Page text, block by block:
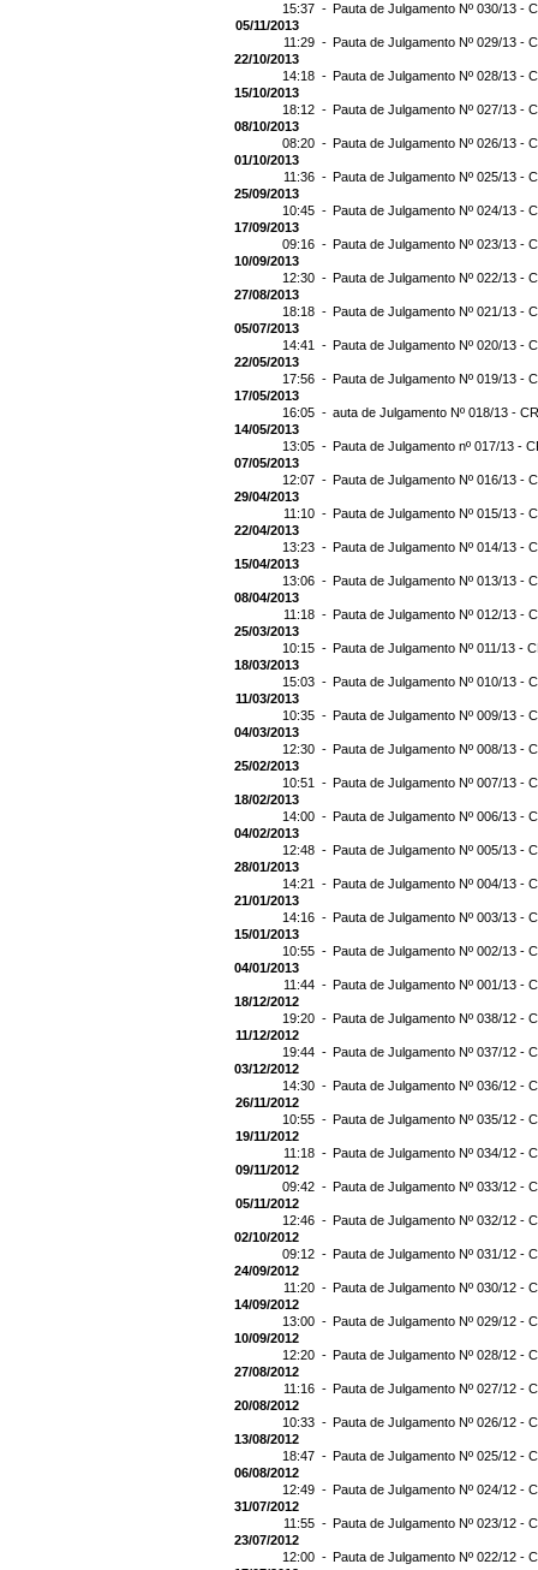
15:37 - Pauta de Julgamento Nº 030/13 -
05/11/2013
11:29 - Pauta de Julgamento Nº 029/13 -
22/10/2013
14:18 - Pauta de Julgamento Nº 028/13 -
15/10/2013
18:12 - Pauta de Julgamento Nº 027/13 -
08/10/2013
08:20 - Pauta de Julgamento Nº 026/13 -
01/10/2013
11:36 - Pauta de Julgamento Nº 025/13 -
25/09/2013
10:45 - Pauta de Julgamento Nº 024/13 -
17/09/2013
09:16 - Pauta de Julgamento Nº 023/13 -
10/09/2013
12:30 - Pauta de Julgamento Nº 022/13 -
27/08/2013
18:18 - Pauta de Julgamento Nº 021/13 -
05/07/2013
14:41 - Pauta de Julgamento Nº 020/13 -
22/05/2013
17:56 - Pauta de Julgamento Nº 019/13 -
17/05/2013
16:05 - auta de Julgamento Nº 018/13 -
14/05/2013
13:05 - Pauta de Julgamento nº 017/13 -
07/05/2013
12:07 - Pauta de Julgamento Nº 016/13 -
29/04/2013
11:10 - Pauta de Julgamento Nº 015/13 -
22/04/2013
13:23 - Pauta de Julgamento Nº 014/13 -
15/04/2013
13:06 - Pauta de Julgamento Nº 013/13 -
08/04/2013
11:18 - Pauta de Julgamento Nº 012/13 -
25/03/2013
10:15 - Pauta de Julgamento Nº 011/13 -
18/03/2013
15:03 - Pauta de Julgamento Nº 010/13 -
11/03/2013
10:35 - Pauta de Julgamento Nº 009/13 -
04/03/2013
12:30 - Pauta de Julgamento Nº 008/13 -
25/02/2013
10:51 - Pauta de Julgamento Nº 007/13 -
18/02/2013
14:00 - Pauta de Julgamento Nº 006/13 -
04/02/2013
12:48 - Pauta de Julgamento Nº 005/13 -
28/01/2013
14:21 - Pauta de Julgamento Nº 004/13 -
21/01/2013
14:16 - Pauta de Julgamento Nº 003/13 -
15/01/2013
10:55 - Pauta de Julgamento Nº 002/13 -
04/01/2013
11:44 - Pauta de Julgamento Nº 001/13 -
18/12/2012
19:20 - Pauta de Julgamento Nº 038/12 -
11/12/2012
19:44 - Pauta de Julgamento Nº 037/12 -
03/12/2012
14:30 - Pauta de Julgamento Nº 036/12 -
26/11/2012
10:55 - Pauta de Julgamento Nº 035/12 -
19/11/2012
11:18 - Pauta de Julgamento Nº 034/12 -
09/11/2012
09:42 - Pauta de Julgamento Nº 033/12 -
05/11/2012
12:46 - Pauta de Julgamento Nº 032/12 -
02/10/2012
09:12 - Pauta de Julgamento Nº 031/12 -
24/09/2012
11:20 - Pauta de Julgamento Nº 030/12 -
14/09/2012
13:00 - Pauta de Julgamento Nº 029/12 -
10/09/2012
12:20 - Pauta de Julgamento Nº 028/12 -
27/08/2012
11:16 - Pauta de Julgamento Nº 027/12 -
20/08/2012
10:33 - Pauta de Julgamento Nº 026/12 -
13/08/2012
18:47 - Pauta de Julgamento Nº 025/12 -
06/08/2012
12:49 - Pauta de Julgamento Nº 024/12 -
31/07/2012
11:55 - Pauta de Julgamento Nº 023/12 -
23/07/2012
12:00 - Pauta de Julgamento Nº 022/12 -